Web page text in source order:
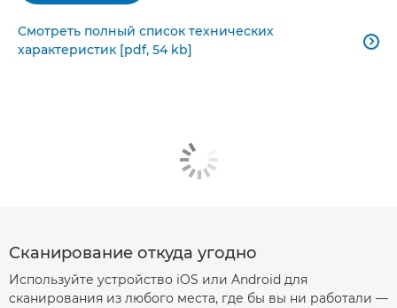
Смотреть полный список технических
характеристик [pdf, 54 kb]

Сканирование откуда угодно
Используйте устройство iOS или Android для
сканирования из любого места, где бы вы ни работали —